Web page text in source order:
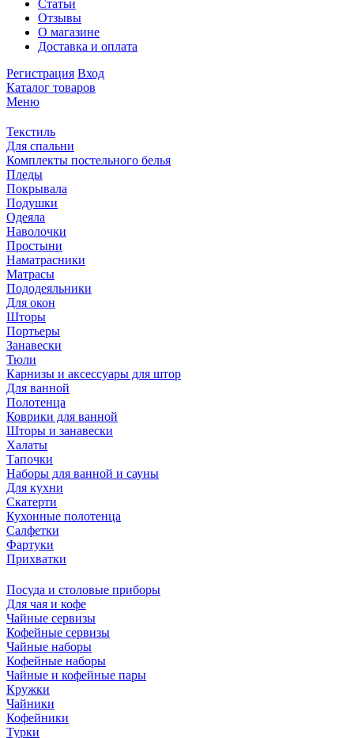
Статьи
Отзывы
О магазине
Доставка и оплата
Регистрация Вход
Каталог товаров
Меню
Текстиль
Для спальни
Комплекты постельного белья
Пледы
Покрывала
Подушки
Одеяла
Наволочки
Простыни
Наматрасники
Матрасы
Пододеяльники
Для окон
Шторы
Портьеры
Занавески
Тюли
Карнизы и аксессуары для штор
Для ванной
Полотенца
Коврики для ванной
Шторы и занавески
Халаты
Тапочки
Наборы для ванной и сауны
Для кухни
Скатерти
Кухонные полотенца
Салфетки
Фартуки
Прихватки
Посуда и столовые приборы
Для чая и кофе
Чайные сервизы
Кофейные сервизы
Чайные наборы
Кофейные наборы
Чайные и кофейные пары
Кружки
Чайники
Кофейники
Турки